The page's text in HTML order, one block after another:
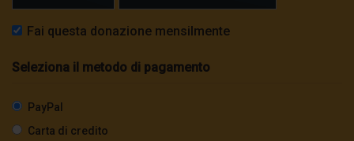
Fai questa donazione mensilmente
Seleziona il metodo di pagamento
PayPal
Carta di credito